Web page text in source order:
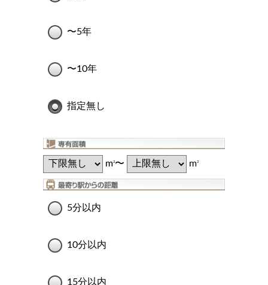
〜5年
〜10年
指定無し
m2〜 m2
5分以内
10分以内
15分以内